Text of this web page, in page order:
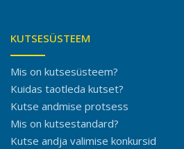
KUTSESÜSTEEM
Mis on kutsesüsteem?
Kuidas taotleda kutset?
Kutse andmise protsess
Mis on kutsestandard?
Kutse andja valimise konkursid